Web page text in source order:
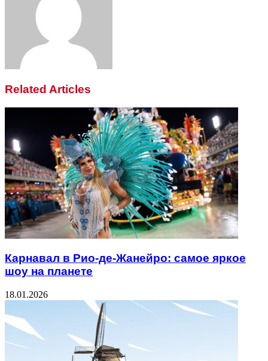
Related Articles
Карнавал в Рио-де-Жанейро: самое яркое
шоу на планете
18.01.2026